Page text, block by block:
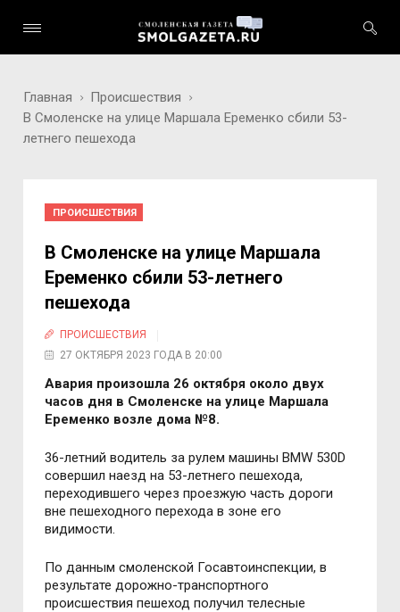
Главная
Происшествия
В Смоленске на улице Маршала Еременко сбили 53-
летнего пешехода
ПРОИСШЕСТВИЯ
В Смоленске на улице Маршала
Еременко сбили 53-летнего
пешехода
ПРОИСШЕСТВИЯ
27 ОКТЯБРЯ 2023 ГОДА В 20:00
Авария произошла 26 октября около двух
часов дня в Смоленске на улице Маршала
Еременко возле дома №8.
36-летний водитель за рулем машины BMW 530D
совершил наезд на 53-летнего пешехода,
переходившего через проезжую часть дороги
вне пешеходного перехода в зоне его
видимости.
По данным смоленской Госавтоинспекции, в
результате дорожно-транспортного
происшествия пешеход получил телесные